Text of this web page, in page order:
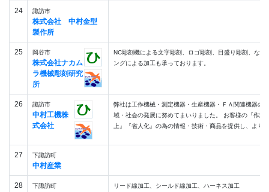
24 諏訪市
株式会社 中村金型
製作所
25 岡谷市
株式会社ナカム
ラ機械彫刻研究
所
NC彫刻機による文字彫刻、ロゴ彫刻、目盛り彫刻、など
ングによる加工も承っております。
26 諏訪市
中村工機株
式会社
弊社は工作機械・測定機器・生産機器・ＦＡ関連機器の
域・社会の発展に努めてまいりました。 お客様の『作業
上』『省人化』の為の情報・技術・商品を提供し、より
27 下諏訪町
中村産業
28 下諏訪町 リード線加工、シールド線加工、ハーネス加工